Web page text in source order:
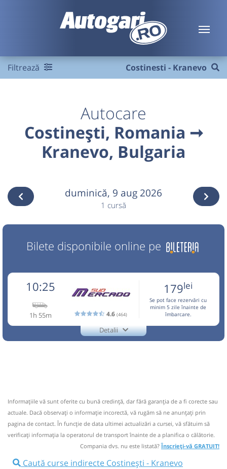
Filtrează Costinesti - Kranevo
Autocare
Costinești, Romania ➞
Kranevo, Bulgaria
duminică, 9 aug 2026
1 cursă
Bilete disponibile online pe
10:25
1h 55m 4.6 (464)
179lei
Se pot face rezervări cu
minim 5 zile înainte de
îmbarcare.
Detalii
Mercado Sud
28 DECEMBRIE-04 IANUARIE! Pentru a calatori este
necesara rezervarea in prealabil la tel.0722.265.779 sau
0734.444.133 sau 0040724242405 whatsapp Biletele se
cumpara de la Casa 6(Autogara Sud,in sa
Semnalați aici (12 comentarii)
NOU!Pune poze din călătoria ta
Informaţiile vă sunt oferite cu bună credinţă, dar fără garanţia de a fi corecte sau
actuale. Dacă observați o informaţie incorectă, vă rugăm să ne anunțați prin
pagina de contact. În funcție de data ultimei actualizări a cursei, vă sfătuim să
verificaţi informaţia la operatorul de transport înainte de a planifica o călătorie.
Compania dvs. nu este listată?Înscrieți-vă GRATUIT!
Caută curse indirecte Costinești - Kranevo